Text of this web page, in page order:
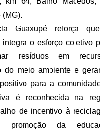
(MG).
Guaxupé reforça
integra o esforço coletivo
resíduos em
do meio ambiente e
para a
é reconhecida na
de incentivo à
da